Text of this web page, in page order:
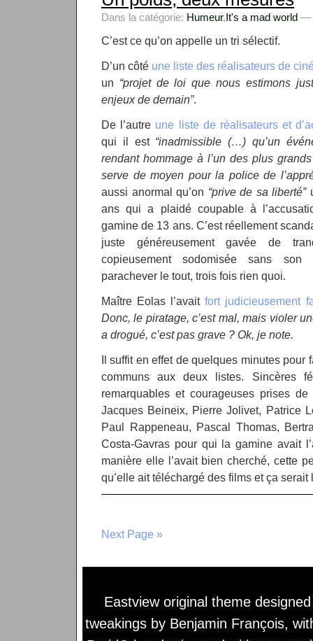
Dans la catégorie: Humeur,It's a mad world —
C’est ce qu’on appelle un tri sélectif.
D’un côté une liste des réalisateurs de
un “projet de loi que nous estimons
enjeux de demain”.
De l’autre une liste de réalisateurs et
qui il est “inadmissible (…) qu’un
rendant hommage à l’un des plus
serve de moyen pour la police de
aussi anormal qu’on “prive de sa liberté”
ans qui a plaidé coupable à
gamine de 13 ans. C’est réellement
juste généreusement gavée de
copieusement sodomisée sans son
parachever le tout, trois fois rien quoi.
Maître Eolas l’avaitfort judicieusement
Donc, le piratage, c’est mal, mais violer
a drogué, c’est pas grave ? Ok, je note.
Il suffit en effet de quelques minutes pour
communs aux deux listes. Sincères
remarquables et courageuses prises
Jacques Beineix, Pierre Jolivet, Patrice
Paul Rappeneau, Pascal Thomas,
Costa-Gavras pour qui la gamine avait
manière elle l’avait bien cherché, cette
qu’elle ait téléchargé des films et ça serait
Next Page »
Eastview original theme
tweakings by Benjamin François,